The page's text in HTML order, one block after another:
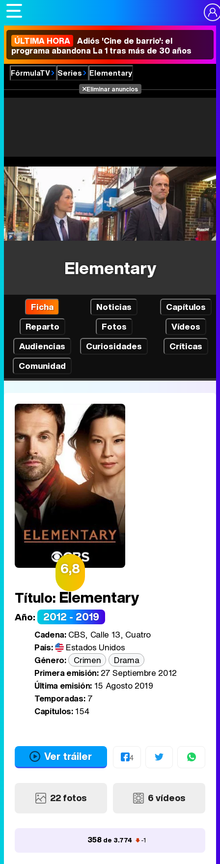
ÚLTIMA HORA Adiós 'Cine de barrio': el
programa abandona La 1 tras más de 30 años
FórmulaTV Series Elementary
Eliminar anuncios
Elementary
Ficha Noticias
Capítulos
Reparto
Fotos
Vídeos
Audiencias
Curiosidades
Críticas
Comunidad
6,8
Título: Elementary
Año: 2012 - 2019
Cadena:CBS, Calle 13, Cuatro
País:
Estados Unidos
Género:
Crimen
Drama
Primera emisión:27 Septiembre 2012
Última emisión:15 Agosto 2019
Temporadas:7
Capítulos:154
Ver tráiler 4
22 fotos 6 vídeos
358de 3.774 -1